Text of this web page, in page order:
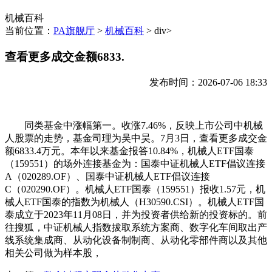
机械百科
当前位置： PA旗舰厅 > 机械百科 > div>
查看更多成交金额6833.
发布时间：2026-07-06 18:33
同类基金中涨幅第一。收涨7.46%，反映上市公司中机械
人股票的走势，基金司理为吴中昊。7月3日，查看更多成交金
额6833.4万元。本年以来基金报答10.84%，机械人ETF国泰
（159551）的场外连接基金为：国泰中证机械人ETF倡议连接
A（020289.OF）、国泰中证机械人ETF倡议连接
C（020290.OF）。机械人ETF国泰（159551）报收1.57元，机
械人ETF国泰的指数为机械人（H30590.CSI）。机械人ETF国
泰成立于2023年11月08日，并为投资者供给新的投资标的。前
往搜狐，中证机械人指数拔取系统方案商、数字化车间取出产
线系统集成商、从动化设备制制商、从动化零部件商以及其他
相关公司做为样本股，